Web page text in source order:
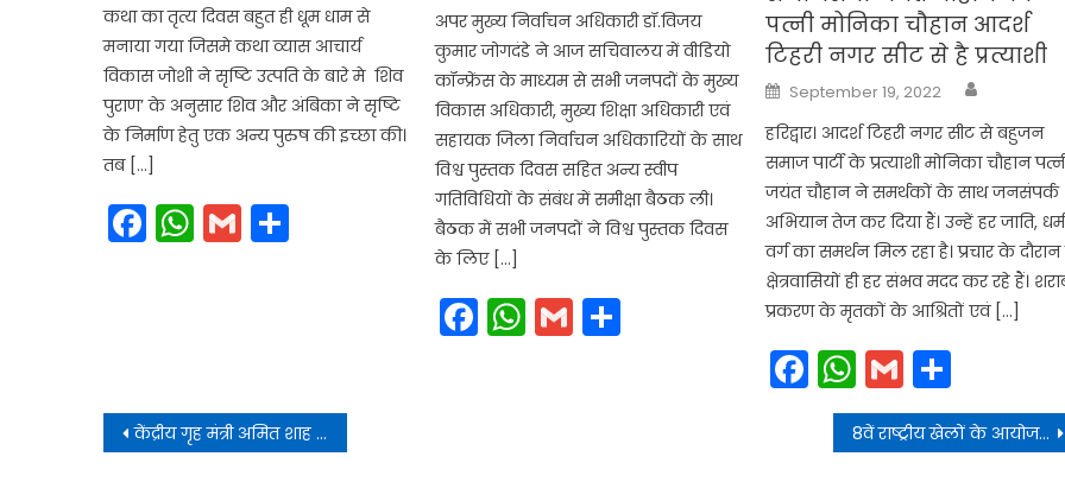
कथा का तृत्य दिवस बहुत ही धूम धाम से
मनाया गया जिसमे कथा व्यास आचार्य
विकास जोशी ने सृष्टि उत्पति के बारे मे शिव
पुराण’ के अनुसार शिव और अंबिका ने सृष्टि
के निर्माण हेतु एक अन्य पुरुष की इच्छा की।
तब […]
Facebook
WhatsApp
Gmail
अपर मुख्य निर्वाचन अधिकारी डॉ.विजय
कुमार जोगदंडे ने आज सचिवालय में वीडियो
कॉन्फ्रेंस के माध्यम से सभी जनपदों के मुख्य
विकास अधिकारी, मुख्य शिक्षा अधिकारी एवं
सहायक जिला निर्वाचन अधिकारियों के साथ
विश्व पुस्तक दिवस सहित अन्य स्वीप
गतिविधियों के संबंध में समीक्षा बैठक ली।
बैठक में सभी जनपदों ने विश्व पुस्तक दिवस
के लिए […]
Facebook
WhatsApp
GmailShare
पत्नी मोनिका चौहान आदर्श
टिहरी नगर सीट से है प्रत्याशी
Posted
on
September 19, 2022
हरिद्वार। आदर्श टिहरी नगर सीट से बहुजन
समाज पार्टी के प्रत्याशी मोनिका चौहान
जयंत चौहान ने समर्थकों के साथ जनसंपर्क
अभियान तेज कर दिया हैं। उन्हें हर जाति, धर्म
वर्ग का समर्थन मिल रहा है। प्रचार के
क्षेत्रवासियों ही हर संभव मदद कर रहे हैं।
प्रकरण के मृतकों के आश्रितों एवं […]
Facebook
WhatsApp
Gmail
Post
navigation
केंद्रीय गृह मंत्री अमित शाह के निर्देशन में प्रदेश में मादक पदार्थों के डिस्पोजल हेतु विशेष अभियान चलाया 8वें राष्ट्रीय खेलों के आयोजन में उत्तराखण्ड को इंडियन ऑयल काॅरपोरेशन (आईओसी) का साथ मिला